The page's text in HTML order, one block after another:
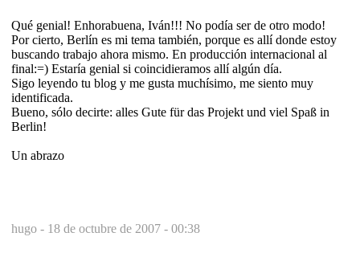
Qué genial! Enhorabuena, Iván!!! No podía ser de otro modo!
Por cierto, Berlín es mi tema también, porque es allí donde estoy
buscando trabajo ahora mismo. En producción internacional al
final:=) Estaría genial si coincidieramos allí algún día.
Sigo leyendo tu blog y me gusta muchísimo, me siento muy
identificada.
Bueno, sólo decirte: alles Gute für das Projekt und viel Spaß in
Berlin!
Un abrazo
hugo - 18 de octubre de 2007 - 00:38